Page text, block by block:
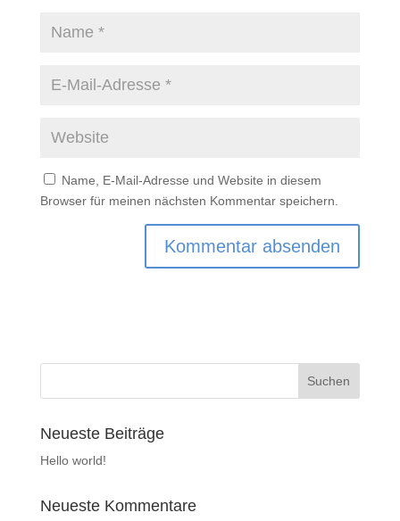
Name, E-Mail-Adresse und Website in diesem
Browser für meinen nächsten Kommentar speichern.
Neueste Beiträge
Hello world!
Neueste Kommentare